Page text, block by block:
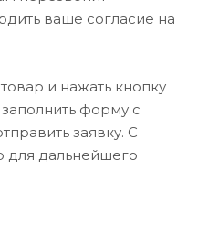
ваше согласие на
и нажать кнопку
форму с
заявку. С
для дальнейшего